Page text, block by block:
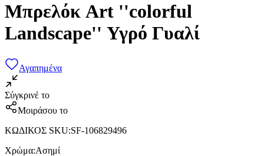
Μπρελόκ Art ''colorful
Landscape'' Υγρό Γυαλί
Αγαπημένα
Σύγκρινέ το
Μοιράσου το
ΚΩΔΙΚΟΣ SKU:SF-106829496
Χρώμα:Ασημί